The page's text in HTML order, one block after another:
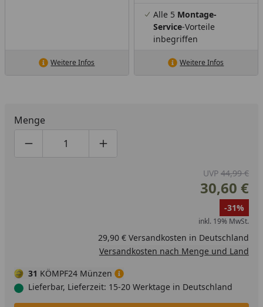
Weitere Infos
Alle 5 Montage-
Service-Vorteile
inbegriffen
Weitere Infos
Menge
Produktmenge um eins verringern
Produktmenge manuell eingeben
Produktmenge um eins erhöhen
UVP 44,99 €
30,60 €
-31%
inkl. 19% MwSt.
29,90 € Versandkosten in Deutschland
Versandkosten nach Menge und Land
31 KÖMPF24 Münzen
Lieferbar, Lieferzeit: 15-20 Werktage in Deutschland